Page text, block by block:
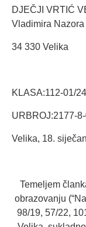
DJEČJI VRTIĆ
Vladimira Nazora
34 330 Velika
KLASA:112-01/
URBROJ:2177-
Velika, 18.
Temeljem
obrazovanju
98/19, 57/22,